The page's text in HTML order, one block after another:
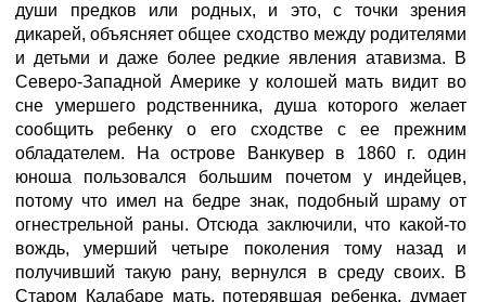
души предков или родных, и это, с точки зрения
дикарей, объясняет общее сходство между родителями
и детьми и даже более редкие явления атавизма. В
Северо-Западной Америке у колошей мать видит во
сне умершего родственника, душа которого желает
сообщить ребенку о его сходстве с ее прежним
обладателем. На острове Ванкувер в 1860 г. один
юноша пользовался большим почетом у индейцев,
потому что имел на бедре знак, подобный шраму от
огнестрельной раны. Отсюда заключили, что какой-то
вождь, умерший четыре поколения тому назад и
получивший такую рану, вернулся в среду своих. В
Старом Калабаре мать, потерявшая ребенка, думает